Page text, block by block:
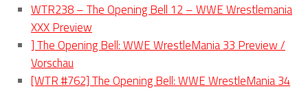
WTR238 – The Opening Bell 12 – WWE Wrestlemania
XXX Preview
] The Opening Bell: WWE WrestleMania 33 Preview /
Vorschau
[WTR #762] The Opening Bell: WWE WrestleMania 34